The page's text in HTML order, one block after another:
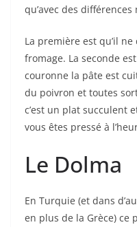
qu’avec des différences
La première est qu’il
fromage. La seconde
couronne la pâte est
du poivron et toutes
c’est un plat succulent
vous êtes pressé à
Le Dolma
En Turquie (et dans
en plus de la Grèce) ce